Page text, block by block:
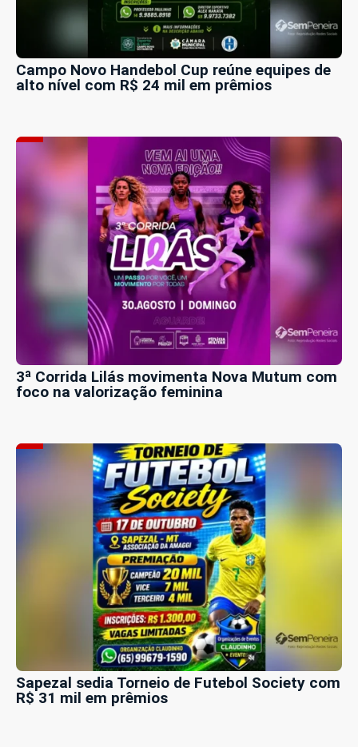
Campo Novo Handebol Cup reúne equipes de
alto nível com R$ 24 mil em prêmios
3ª Corrida Lilás movimenta Nova Mutum com
foco na valorização feminina
Sapezal sedia Torneio de Futebol Society com
R$ 31 mil em prêmios